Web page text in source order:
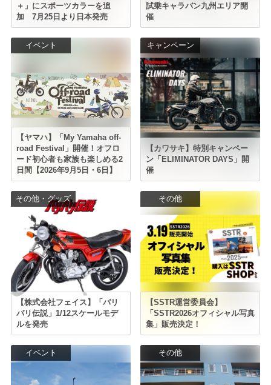
＋」にスポーツカラーを追
加 7月25日より日本発売
試乗キャラバン九州エリア開
催
イベント
【ヤマハ】「My Yamaha off-
road Festival」開催！オフロ
ード初心者も家族も楽しめる2
日間【2026年9月5日・6日】
キャンペーン
【カワサキ】特別キャンペー
ン「ELIMINATOR DAYS」開
催
その他・グッズ
【株式会社フェイス】「バリ
バリ伝説」1/12スケールモデ
ルを発売
その他
【SSTR運営委員会】
「SSTR2026オフィシャル写真
集」販売決定！
イベント その他